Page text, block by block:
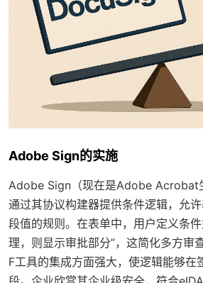
Adobe Sign的实施
Adobe Sign（现在是Adobe Acrobat
通过其协议构建器提供条件逻辑，允
段值的规则。在表单中，用户定义条
理，则显示审批部分”，这简化多方审
F工具的集成方面强大，使逻辑能够在